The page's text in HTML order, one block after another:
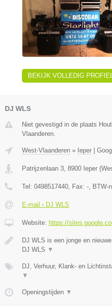
BEKIJK VOLLEDIG
DJ WLS
Niet gevestigd in de plaats
Vlaanderen.
West-Vlaanderen » Ieper
Patrijzenlaan 3, 8900 Ieper (
Tel: 0498517440, Fax: -, BTW-
E-mail › DJ WLS
Website: https://
DJ WLS is een jonge en
DJ WLS ▼
DJ, Verhuur, Klank- en
▼
Openingstijden ▼